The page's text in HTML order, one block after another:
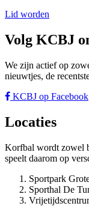
Lid worden
Volg KCBJ
We zijn actief op
nieuwtjes, de
KCBJ op Facebook
Locaties
Korfbal wordt zowel
speelt daarom op
Sportpark
Sporthal De